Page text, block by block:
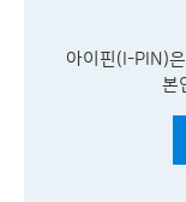
아이핀(I-PIN)
본